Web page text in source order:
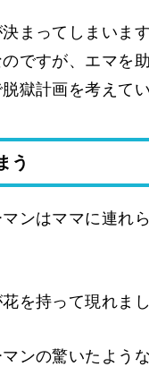
まってしまいま
ですが、エマを
獄計画を考えてい
う
ンはママに連れ
を持って現れまし
ンの驚いたよう